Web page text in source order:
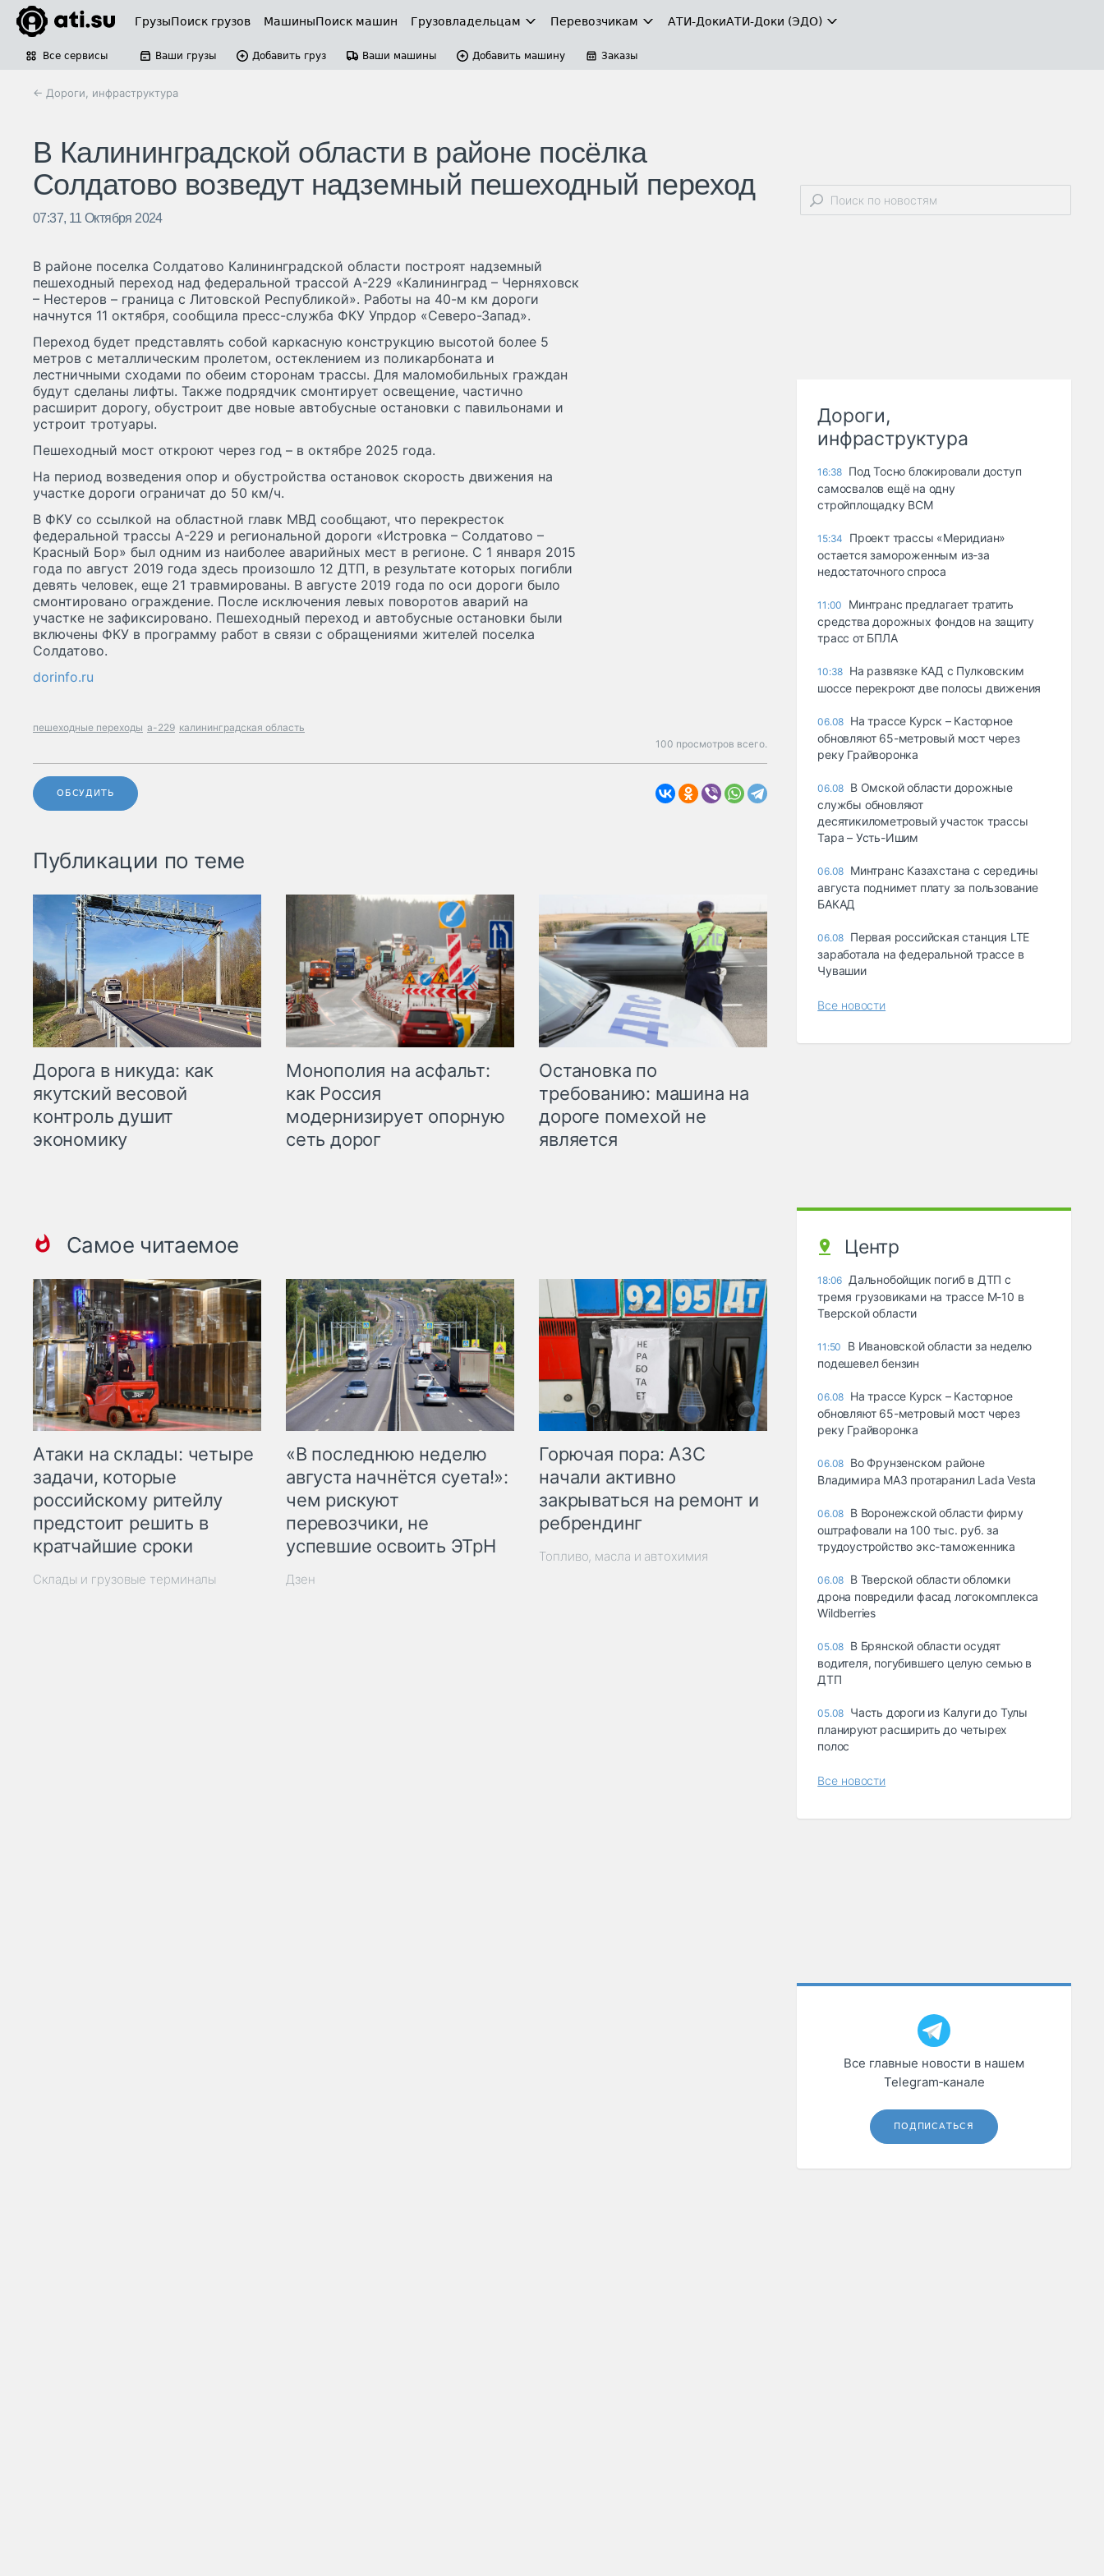
ГрузыПоиск грузов МашиныПоиск машин Грузовладельцам Перевозчикам АТИ-ДокиАТИ-Доки (ЭДО)
Все сервисы Ваши грузы Добавить груз Ваши машины Добавить машину Заказы
← Дороги, инфраструктура
В Калининградской области в районе посёлка
Солдатово возведут надземный пешеходный переход
07:37, 11 Октября 2024
В районе поселка Солдатово Калининградской области построят надземный
пешеходный переход над федеральной трассой А-229 «Калининград – Черняховск
– Нестеров – граница с Литовской Республикой». Работы на 40-м км дороги
начнутся 11 октября, сообщила пресс-служба ФКУ Упрдор «Северо-Запад».
Переход будет представлять собой каркасную конструкцию высотой более 5
метров с металлическим пролетом, остеклением из поликарбоната и
лестничными сходами по обеим сторонам трассы. Для маломобильных граждан
будут сделаны лифты. Также подрядчик смонтирует освещение, частично
расширит дорогу, обустроит две новые автобусные остановки с павильонами и
устроит тротуары.
Пешеходный мост откроют через год – в октябре 2025 года.
На период возведения опор и обустройства остановок скорость движения на
участке дороги ограничат до 50 км/ч.
В ФКУ со ссылкой на областной главк МВД сообщают, что перекресток
федеральной трассы А-229 и региональной дороги «Истровка – Солдатово –
Красный Бор» был одним из наиболее аварийных мест в регионе. С 1 января 2015
года по август 2019 года здесь произошло 12 ДТП, в результате которых погибли
девять человек, еще 21 травмированы. В августе 2019 года по оси дороги было
смонтировано ограждение. После исключения левых поворотов аварий на
участке не зафиксировано. Пешеходный переход и автобусные остановки были
включены ФКУ в программу работ в связи с обращениями жителей поселка
Солдатово.
dorinfo.ru
пешеходные переходы а-229 калининградская область
100 просмотров всего.
ОБСУДИТЬ
Публикации по теме
Дорога в никуда: как
якутский весовой
контроль душит
экономику
Монополия на асфальт:
как Россия
модернизирует опорную
сеть дорог
Остановка по
требованию: машина на
дороге помехой не
является
Самое читаемое
Атаки на склады: четыре
задачи, которые
российскому ритейлу
предстоит решить в
кратчайшие сроки
Склады и грузовые терминалы
«В последнюю неделю
августа начнётся суета!»:
чем рискуют
перевозчики, не
успевшие освоить ЭТрН
Дзен
Горючая пора: АЗС
начали активно
закрываться на ремонт и
ребрендинг
Топливо, масла и автохимия
Дороги,
инфраструктура
16:38 Под Тосно блокировали доступ
самосвалов ещё на одну
стройплощадку ВСМ
15:34
Проект трассы «Меридиан»
остается замороженным из-за
недостаточного спроса
11:00
Минтранс предлагает тратить
средства дорожных фондов на защиту
трасс от БПЛА
10:38 На развязке КАД с Пулковским
шоссе перекроют две полосы движения
06.08 На трассе Курск – Касторное
обновляют 65-метровый мост через
реку Грайворонка
06.08 В Омской области дорожные
службы обновляют
десятикилометровый участок трассы
Тара – Усть-Ишим
06.08 Минтранс Казахстана с середины
августа поднимет плату за пользование
БАКАД
06.08 Первая российская станция LTE
заработала на федеральной трассе в
Чувашии
Все новости
Центр
18:06 Дальнобойщик погиб в ДТП с
тремя грузовиками на трассе М-10 в
Тверской области
11:50
В Ивановской области за неделю
подешевел бензин
06.08 На трассе Курск – Касторное
обновляют 65-метровый мост через
реку Грайворонка
06.08 Во Фрунзенском районе
Владимира МАЗ протаранил Lada Vesta
06.08 В Воронежской области фирму
оштрафовали на 100 тыс. руб. за
трудоустройство экс-таможенника
06.08 В Тверской области обломки
дрона повредили фасад логокомплекса
Wildberries
05.08 В Брянской области осудят
водителя, погубившего целую семью в
ДТП
05.08 Часть дороги из Калуги до Тулы
планируют расширить до четырех
полос
Все новости
Все главные новости в нашем
Telegram‑канале
ПОДПИСАТЬСЯ